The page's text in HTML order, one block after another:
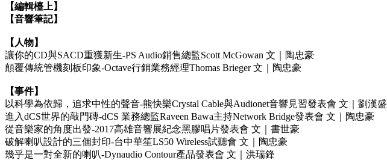
【編輯檯上】
【音響筆記】
【人物】
讓你的CD與SACD重獲新生-PS Audio銷售總監Scott McGowan 文｜陶忠豪
顛覆傳統管機刻板印象-Octave行銷業務經理Thomas Brieger 文｜陶忠豪
【事件】
以科學為依歸，追求中性的聲音-熊快樂Crystal Cable與Audionet音響見習發表會 文｜劉漢盛
進入dCS世界的敲門磚-dCS 業務總監Raveen Bawa主持Network Bridge發表會 文｜陶忠豪
從音樂家的角度出發-2017高雄音響展紀念黑膠唱片發表會 文｜書世豪
破解喇叭設計的三個封印-台中華笙LS50 Wireless試聽會 文｜陶忠豪
幾乎是一對全新的喇叭-Dynaudio Contour產品發表會 文｜洪瑞鋒